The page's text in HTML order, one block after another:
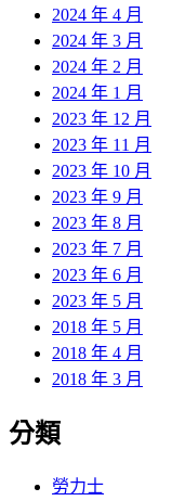
2024 年 4 月
2024 年 3 月
2024 年 2 月
2024 年 1 月
2023 年 12 月
2023 年 11 月
2023 年 10 月
2023 年 9 月
2023 年 8 月
2023 年 7 月
2023 年 6 月
2023 年 5 月
2018 年 5 月
2018 年 4 月
2018 年 3 月
分類
勞力士